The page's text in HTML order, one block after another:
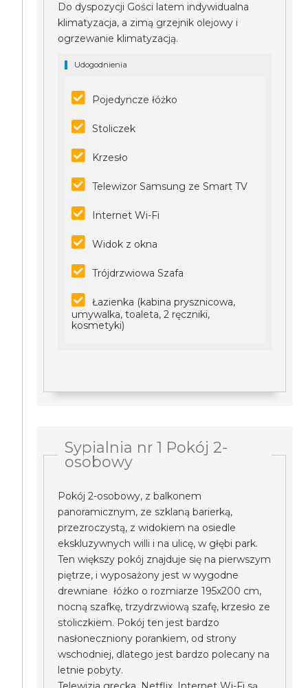
Do dyspozycji Gości latem indywidualna
klimatyzacja, a zimą grzejnik olejowy i
ogrzewanie klimatyzacją.
Udogodnienia
Pojedyncze łóżko
Stoliczek
Krzesło
Telewizor Samsung ze Smart TV
Internet Wi-Fi
Widok z okna
Trójdrzwiowa Szafa
Łazienka (kabina prysznicowa,
umywalka, toaleta, 2 ręczniki,
kosmetyki)
Sypialnia nr 1 Pokój 2-
osobowy
Pokój 2-osobowy, z balkonem
panoramicznym, ze szklaną barierką,
przezroczystą, z widokiem na osiedle
ekskluzywnych willi i na ulicę, w głębi park.
Ten większy pokój znajduje się na pierwszym
piętrze, i wyposażony jest w wygodne
drewniane łóżko o rozmiarze 195x200 cm,
nocną szafkę, trzydrzwiową szafę, krzesło ze
stoliczkiem. Pokój ten jest bardzo
nasłoneczniony porankiem, od strony
wschodniej, dlatego jest bardzo polecany na
letnie pobyty.